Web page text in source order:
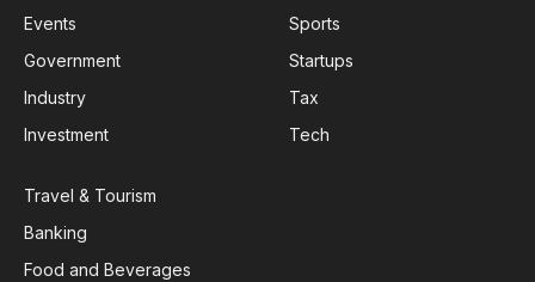
Events
Government
Industry
Investment
Sports
Startups
Tax
Tech
Travel & Tourism
Banking
Food and Beverages